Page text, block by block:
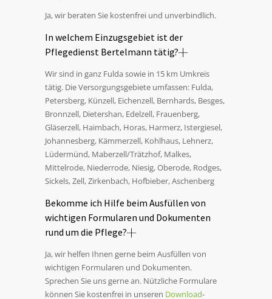
Ja, wir beraten Sie kostenfrei und unverbindlich.
In welchem Einzugsgebiet ist der
Pflegedienst Bertelmann tätig?
Wir sind in ganz Fulda sowie in 15 km Umkreis
tätig. Die Versorgungsgebiete umfassen: Fulda,
Petersberg, Künzell, Eichenzell, Bernhards, Besges,
Bronnzell, Dietershan, Edelzell, Frauenberg,
Gläserzell, Haimbach, Horas, Harmerz, Istergiesel,
Johannesberg, Kämmerzell, Kohlhaus, Lehnerz,
Lüdermünd, Maberzell/Trätzhof, Malkes,
Mittelrode, Niederrode, Niesig, Oberode, Rodges,
Sickels, Zell, Zirkenbach, Hofbieber, Aschenberg
Bekomme ich Hilfe beim Ausfüllen von
wichtigen Formularen und Dokumenten
rund um die Pflege?
Ja, wir helfen Ihnen gerne beim Ausfüllen von
wichtigen Formularen und Dokumenten.
Sprechen Sie uns gerne an. Nützliche Formulare
können Sie kostenfrei in unseren Download-